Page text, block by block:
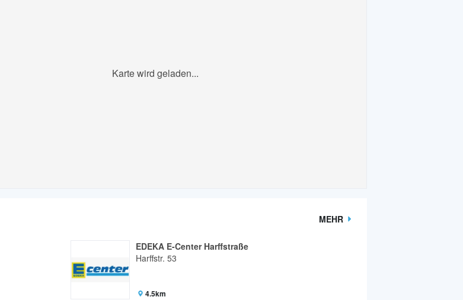
Karte wird geladen...
MEHR
EDEKA E-Center Harffstraße
Harffstr. 53
4.5km